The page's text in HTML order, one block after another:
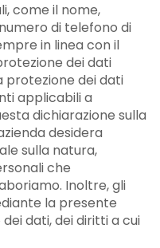
come il nome,
di telefono di
in linea con il
dei dati
protezione dei dati
applicabili a
dichiarazione sulla
desidera
sulla natura,
che
Inoltre, gli
la presente
dati, dei diritti a cui